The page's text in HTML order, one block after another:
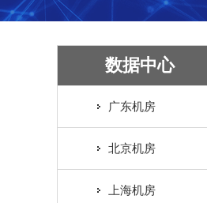
数据中心
广东机房
北京机房
上海机房